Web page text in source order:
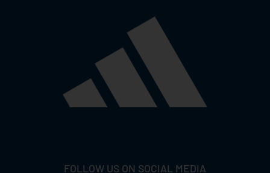
FOLLOW US ON SOCIAL MEDIA